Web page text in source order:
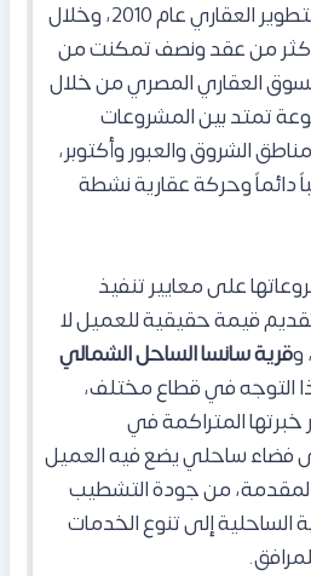
تأسست شركة بريمير للتطوير العقاري عام 2010، وخلال
من عقد ونصف تمكنت من
العقاري المصري من خلال
تمتد بين المشروعات
الشروق والعبور وأكتوبر،
وحركة عقارية نشطة
على معايير تنفيذ
قيمة حقيقية للعميل لا
وقرية سانسا الساحل الشمالي
التوجه في قطاع مختلف،
المتراكمة في
فضاء ساحلي يضع فيه العميل
من جودة التشطيب
الساحلية إلى تنوع الخدمات